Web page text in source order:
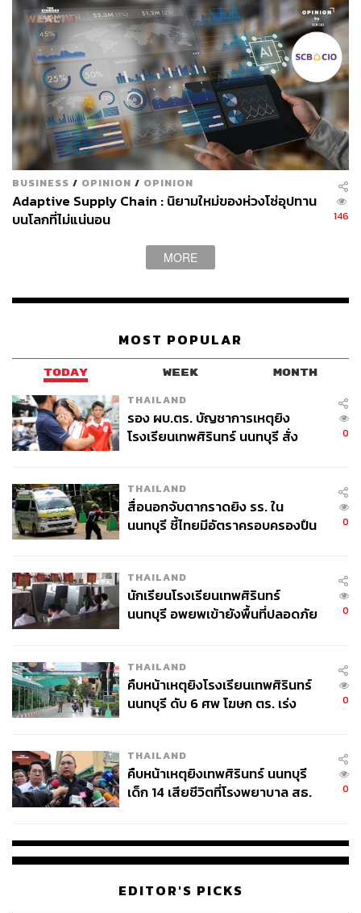
อาจจะ​เรียกรวมๆ ว่าการเกิดขึ้น​ของ ‘Disruption’
สิ่งที่เราเคยเข้าใจ เคยเป็น เคยชิน จะเปลี่ยนไปอย่างรวดเร็ว
ซับซ้อน คาดเดาไม่ได้ มีการตายการเกิดใหม่เป็นจำนวนมาก
ของธุรกิจ การว่างงาน การจัดระเบียบใหม่​ทางสังค​ม
ท่ามกลางโลกอันผันผวน คำถามสำคัญคือ มนุษย์จะอยู่
อย่างไร?
‘การศึกษาต้องมาก่อน’ นี่อาจเป็นคำตอบที่ดีที่สุด เพราะโลก
ในวันนี้และวันข้างหน้าจะเกิดการเปลี่ยนแปลงอย่างมาก
ความรู้และการศึกษาคือสิ่งที่จำเป็นในการรับมือกับการ
แต่เมื่อมองกลับมาที่โลกแห่งความเป็นจริง การศึกษามักจะ
เศรษฐกิจ สังคม และการเมืองเสมอ
เหตุที่เป็นเช่นนั้นก็เพราะว่า การศึกษาในปัจจุบันคือสิ่งที่ถูก
สร้างขึ้นเมื่อประมาณ 100 ปีที่แล้ว ตอนเริ่มปฏิวัติ
อุตสาหกรรมโรงงาน กองทัพต้องการคนจำนวนมากที่มี
ทักษะการทำงาน​ที่​เหมือนๆ กันเข้าทำงาน ผลิตสินค้าเหมือ
ประสิทธิภาพ ยึด​นโยบายแกนกลางรวมศูนย์ เพื่อสร้าง
มาตรฐานและ​ปลูกฝังค่านิยมทางสังคมที่ไม่เน้น​คำถาม ​และ
ไม่​รับ​การเปลี่ยนแปลง​ท้าทาย เน้นการสร้างคน​ให้​รู้เยอะ ​คิด​
พูดได้ว่าการศึกษาสมัยนี้คล้ายๆ ‘การต่อจิ๊กซอว์’ เรามอง
ว่าการศึกษาที่ดีคือการที่เด็กมีตัวต่อทุกตัว ถ้าขาดไปแค่ชิ้น
เดียวก็จะถือว่าการต่อจิ๊กซอว์นั้นล้มเหลว เช่น คนที่ได้​ 4.00
การศึกษาแบบเน้นหาคำตอบที่ถูกต้องเท่านั้น​ (Right answer)
การเรียนเน้นเรียนแบบยัดเยียด​เข้าสมอง (Input-based
ท่อง​จำ การคำนวณให้ถูกต้อง
หรือแม้กระทั่งการศึกษาที่เน้น ​3Rs อันประกอบด้วย Reading
, Writing , Arithmetic ( อ่านออก เขียนได้​ คำนวณเป็น)
ดูจะกลายเป็น ‘สิ่งที่มีคุณค่าทางประวัติศาสตร์’ มากกว่าจะ
เป็นวิธีคิดและแบบแผนอันร่วมสมัยที่สามารถนำมาปรับใช้ได้
BUSINESS / OPINION / OPINION
Adaptive Supply Chain : นิยามใหม่ของห่วงโซ่อุปทาน
บนโลกที่ไม่แน่นอน
146
MORE
MOST POPULAR
TODAY WEEK MONTH
THAILAND
รอง ผบ.ตร. บัญชาการเหตุยิง
โรงเรียนเทพศิรินทร์ นนทบุรี สั่ง
0
THAILAND
สื่อนอกจับตากราดยิง รร. ใน
นนทบุรี ชี้ไทยมีอัตราครอบครองปืน
0
THAILAND
นักเรียนโรงเรียนเทพศิรินทร์
นนทบุรี อพยพเข้ายังพื้นที่ปลอดภัย
0
THAILAND
คืบหน้าเหตุยิงโรงเรียนเทพศิรินทร์
นนทบุรี ดับ 6 ศพ โฆษก ตร. เร่ง
0
THAILAND
คืบหน้าเหตุยิงเทพศิรินทร์ นนทบุรี
เด็ก 14 เสียชีวิตที่โรงพยาบาล สธ.
0
EDITOR'S PICKS